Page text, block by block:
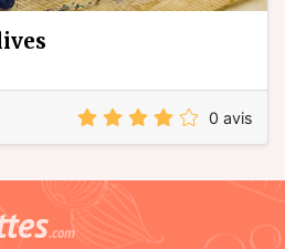
0 avis
.com